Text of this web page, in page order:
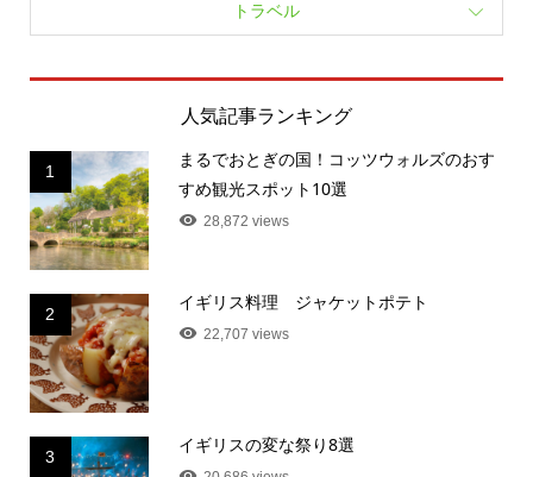
トラベル
人気記事ランキング
1
まるでおとぎの国！コッツウォルズのおす
すめ観光スポット10選
28,872 views
2
イギリス料理 ジャケットポテト
22,707 views
3
イギリスの変な祭り8選